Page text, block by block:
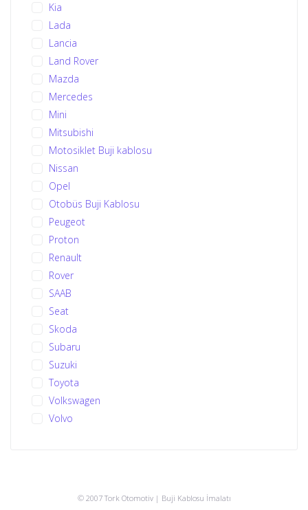
Kia
Lada
Lancia
Land Rover
Mazda
Mercedes
Mini
Mitsubishi
Motosiklet Buji kablosu
Nissan
Opel
Otobüs Buji Kablosu
Peugeot
Proton
Renault
Rover
SAAB
Seat
Skoda
Subaru
Suzuki
Toyota
Volkswagen
Volvo
© 2007 Tork Otomotiv | Buji Kablosu İmalatı